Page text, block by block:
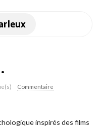
Commentaire
inspirés des films